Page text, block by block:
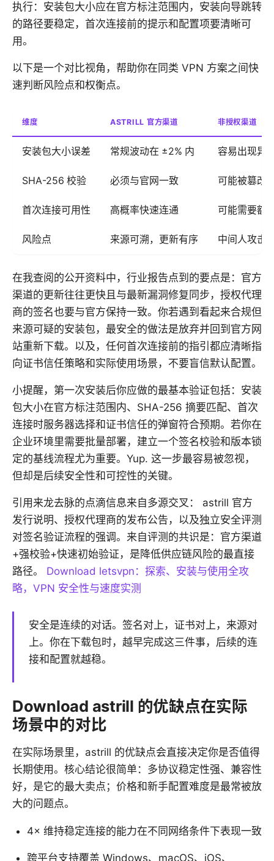
执行：安装包大小应在官方标注范围内，安装向导跳转
的路径要稳定，首次连接前的提示和配置项要清晰可
用。
以下是一个对比视角，帮助你在同类 VPN 方案之间快
速判断风险点和权衡点。
维度 ASTRILL 官方渠道 非授权渠道
安装包大小误差 常规波动在 ±2% 内 容易出现异
SHA-256 校验 必须与官网一致 可能被篡改
首次连接可用性 高概率快速连通 可能需要额
风险点 来源可溯，更新有序 中间人攻击
在我查阅的公开资料中，行业报告点到的要点是：官方
渠道的更新往往更快且与最新漏洞修复同步，授权代理
商的签名也要与官方保持一致。你若遇到看起来合规但
来源可疑的安装包，最安全的做法是放弃并回到官方网
站重新下载。以及，任何首次连接前的指引都应清晰指
向证书信任策略和实际使用场景，不要盲信默认配置。
小提醒，第一次安装后你应做的最基本验证包括：安装
包大小在官方标注范围内、SHA-256 摘要匹配、首次
连接时服务器选择和证书信任的弹窗符合预期。若你在
企业环境里需要批量部署，建立一个签名校验和版本锁
定的基线流程尤为重要。Yup. 这一步最容易被忽视，
但却是后续安全性和可控性的关键。
引用来龙去脉的点滴信息来自多源交叉： astrill 官方
发行说明、授权代理商的发布公告，以及独立安全评测
对签名验证流程的强调。来自评测的共识是：官方渠道
+强校验+快速初始验证，是降低供应链风险的最直接
路径。 Download letsvpn：探索、安装与使用全攻
略，VPN 安全性与速度实测
安全是连续的对话。签名对上，证书对上，来源对
上。你在下载包时，越早完成这三件事，后续的连
接和配置就越稳。
Download astrill 的优缺点在实际
场景中的对比
在实际场景里，astrill 的优缺点会直接决定你是否值得
长期使用。核心结论很简单：多协议稳定性强、兼容性
好，是它的最大卖点；价格和新手配置难度是最常被放
大的问题点。
4× 维持稳定连接的能力在不同网络条件下表现一致
跨平台支持覆盖 Windows、macOS、iOS、